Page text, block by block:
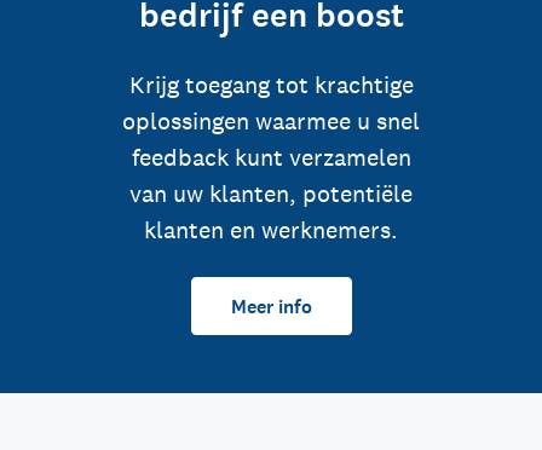
bedrijf een boost
Krijg toegang tot krachtige
oplossingen waarmee u snel
feedback kunt verzamelen
van uw klanten, potentiële
klanten en werknemers.
Meer info